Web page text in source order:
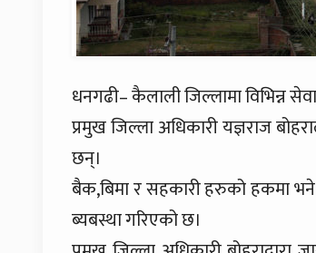
धनगढी– कैलाली जिल्लामा विभिन्न
प्रमुख जिल्ला अधिकारी यज्ञराज
छन्।
बैक,बिमा र सहकारी हरुको हकमा भने
ब्यबस्था गरिएको छ।